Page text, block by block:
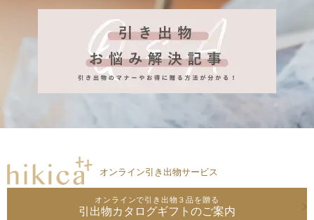
オンライン引き出物サービス
オンラインで引き出物３品を贈る
引出物カタログギフトのご案内